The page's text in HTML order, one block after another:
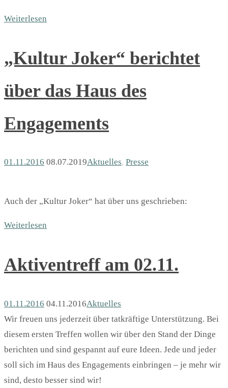
Weiterlesen
„Kultur Joker“ berichtet
über das Haus des
Engagements
01.11.2016 08.07.2019Aktuelles, Presse
Auch der „Kultur Joker“ hat über uns geschrieben:
Weiterlesen
Aktiventreff am 02.11.
01.11.2016 04.11.2016Aktuelles
Wir freuen uns jederzeit über tatkräftige Unterstützung. Bei
diesem ersten Treffen wollen wir über den Stand der Dinge
berichten und sind gespannt auf eure Ideen. Jede und jeder
soll sich im Haus des Engagements einbringen – je mehr wir
sind, desto besser sind wir!